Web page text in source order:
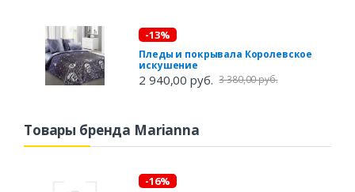
-13%
Пледы и покрывала Королевское
искушение
2 940,00 руб. 3 380,00 руб.
Товары бренда Marianna
-16%